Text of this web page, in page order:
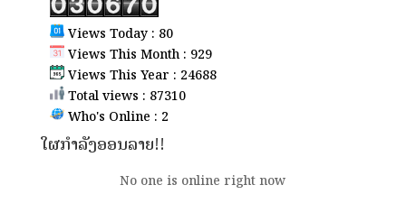
Views Today : 80
Views This Month : 929
Views This Year : 24688
Total views : 87310
Who's Online : 2
ໃຜກຳລັງອອນລາຍ!!
No one is online right now